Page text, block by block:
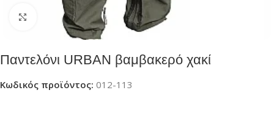
Click to enlarge
Παντελόνι URBAN βαμβακερό χακί
Κωδικός προϊόντος: 012-113